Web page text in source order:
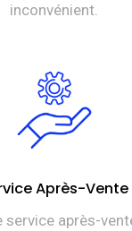
inconvénient.
Après-Vente
service après-